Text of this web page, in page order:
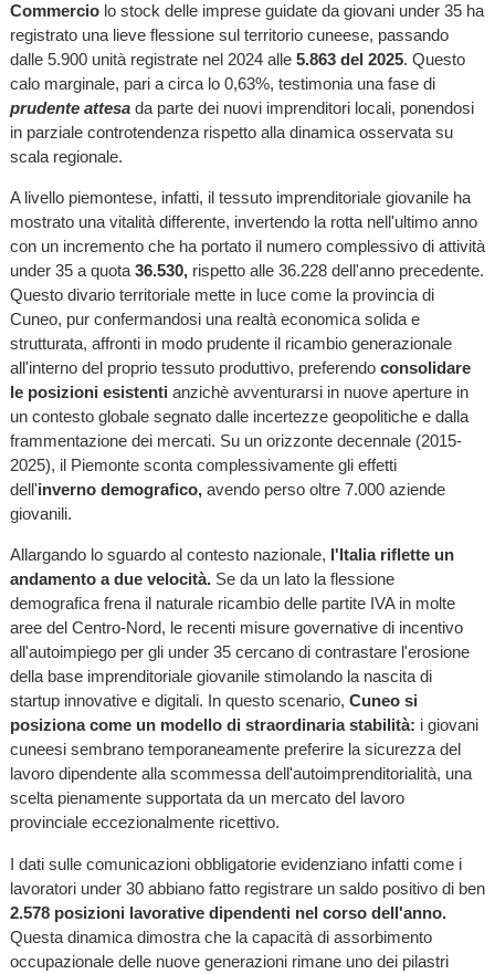
Commerciolo stock delle imprese guidate da giovani under 35 ha
registrato una lieve flessione sul territorio cuneese, passando
dalle 5.900 unità registrate nel 2024 alle 5.863 del 2025. Questo
calo marginale, pari a circa lo 0,63%, testimonia una fase di
prudente attesada parte dei nuovi imprenditori locali, ponendosi
in parziale controtendenza rispetto alla dinamica osservata su
scala regionale.
A livello piemontese, infatti, il tessuto imprenditoriale giovanile ha
mostrato una vitalità differente, invertendo la rotta nell'ultimo anno
con un incremento che ha portato il numero complessivo di attività
under 35 a quota36.530,rispetto alle 36.228 dell'anno precedente.
Questo divario territoriale mette in luce come la provincia di
Cuneo, pur confermandosi una realtà economica solida e
strutturata, affronti in modo prudente il ricambio generazionale
all'interno del proprio tessuto produttivo, preferendoconsolidare
le posizioni esistenti anzichè avventurarsi in nuove aperture in
un contesto globale segnato dalle incertezze geopolitiche e dalla
frammentazione dei mercati. Su un orizzonte decennale (2015-
2025), il Piemonte sconta complessivamente gli effetti
dell'inverno demografico,avendo perso oltre 7.000 aziende
giovanili.
Allargando lo sguardo al contesto nazionale, l'Italia riflette un
andamento a due velocità.Se da un lato la flessione
demografica frena il naturale ricambio delle partite IVA in molte
aree del Centro-Nord, le recenti misure governative di incentivo
all'autoimpiego per gli under 35 cercano di contrastare l'erosione
della base imprenditoriale giovanile stimolando la nascita di
startup innovative e digitali. In questo scenario, Cuneo si
posiziona come un modello di straordinaria stabilità: i giovani
cuneesi sembrano temporaneamente preferire la sicurezza del
lavoro dipendente alla scommessa dell'autoimprenditorialità, una
scelta pienamente supportata da un mercato del lavoro
provinciale eccezionalmente ricettivo.
I dati sulle comunicazioni obbligatorie evidenziano infatti come i
lavoratori under 30 abbiano fatto registrare un saldo positivo di ben
2.578 posizioni lavorative dipendenti nel corso dell'anno.
Questa dinamica dimostra che la capacità di assorbimento
occupazionale delle nuove generazioni rimane uno dei pilastri